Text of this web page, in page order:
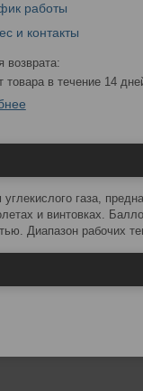
работы
и контакты
товара в течение 14
газа,
и винтовках.
Диапазон рабочих